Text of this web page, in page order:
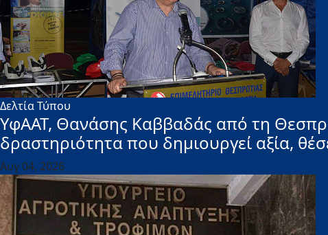
Δελτία Τύπου
ΥφΑΑΤ, Θανάσης Καββαδάς από τη
δραστηριότητα που δημιουργεί αξία,
Αυγ 04, 2026